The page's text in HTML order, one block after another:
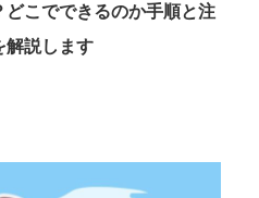
こでできるのか手順と注
解説します